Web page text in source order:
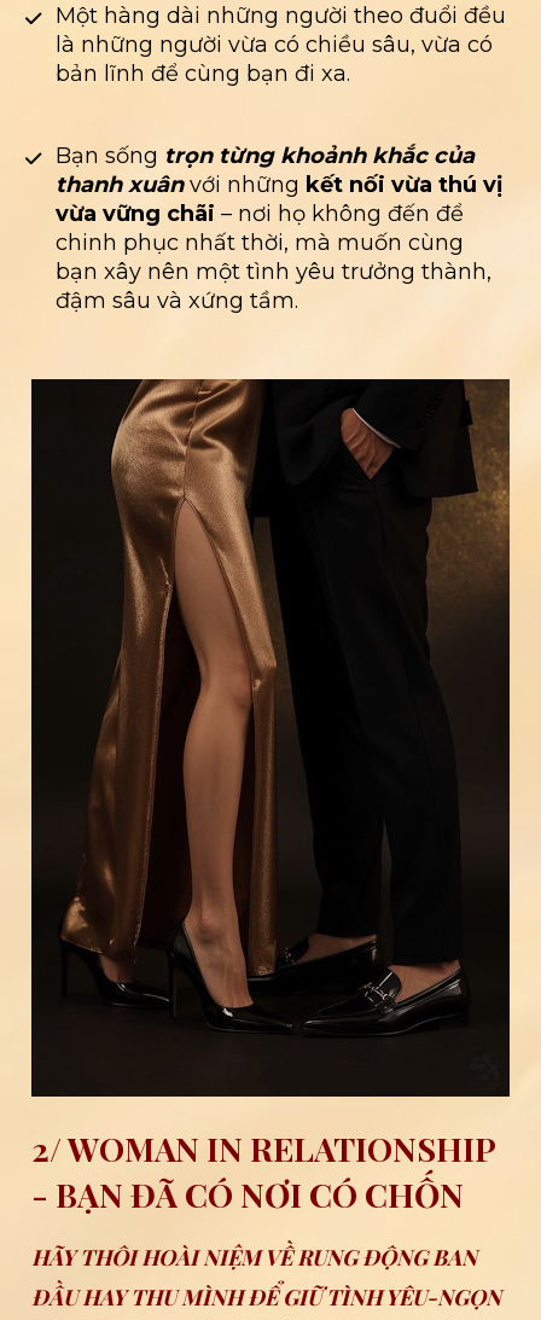
Một hàng dài những người theo đuổi đều
là những người vừa có chiều sâu, vừa có
bản lĩnh để cùng bạn đi xa.
Bạn sống trọn từng khoảnh khắc của
thanh xuân với những kết nối vừa thú vị
vừa vững chãi – nơi họ không đến để
chinh phục nhất thời, mà muốn cùng
bạn xây nên một tình yêu trưởng thành,
đậm sâu và xứng tầm.
2/ WOMAN IN RELATIONSHIP
- BẠN ĐÃ CÓ NƠI CÓ CHỐN
HÃY THÔI HOÀI NIỆM VỀ RUNG ĐỘNG BAN
ĐẦU HAY THU MÌNH ĐỂ GIỮ TÌNH YÊU-NGỌN